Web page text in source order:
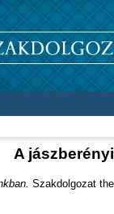
A
Szakdolgozat